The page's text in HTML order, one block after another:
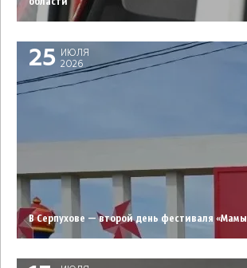
области
25
ИЮЛЯ
2026
В Серпухове — второй день фестиваля